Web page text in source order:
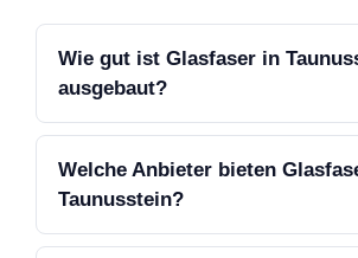
Wie gut ist Glasfaser in
ausgebaut?
Welche Anbieter bieten
Taunusstein?